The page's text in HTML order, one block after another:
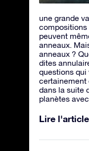
une grande
compositions
peuvent
anneaux.
anneaux ?
dites
questions qui
certainement
dans la suite
planètes
Lire